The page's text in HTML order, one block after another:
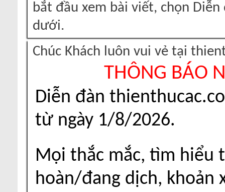
bắt đầu xem bài viết, chọn
dưới.
Chúc Khách luôn vui vẻ tại
THÔNG BÁO
Diễn đàn
từ ngày 1/8/2026.
Mọi thắc mắc, tìm hiểu
hoàn/đang dịch, khoản